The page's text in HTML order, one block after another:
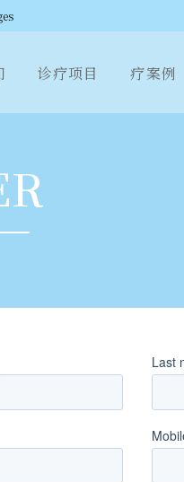
诊疗项目 疗案例